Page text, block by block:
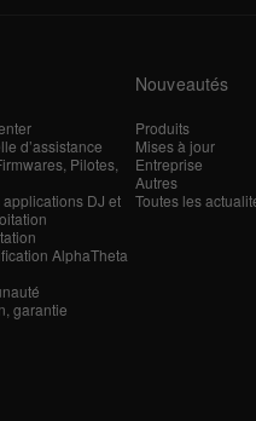
d’assistance
Pilotes,
DJ et
AlphaTheta
garantie
Nouveautés
Produits
Mises à jour
Entreprise
Autres
Toutes les